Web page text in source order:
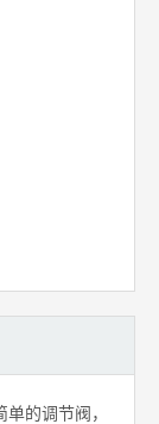
的调节阀，